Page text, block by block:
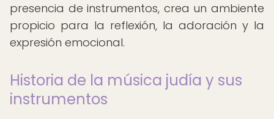
presencia de instrumentos, crea un ambiente
propicio para la reflexión, la adoración y la
expresión emocional.
Historia de la música judía y sus
instrumentos